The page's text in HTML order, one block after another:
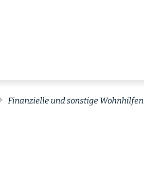
Finanzielle und sonstige Wohnhilfen